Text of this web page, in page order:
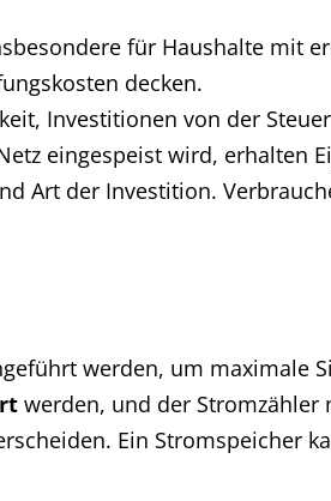
für Haushalte mit
decken.
Investitionen von der
eingespeist wird, erhalten
Art der Investition.
werden, um maximale
werden, und der Stromzähler
Ein Stromspeicher